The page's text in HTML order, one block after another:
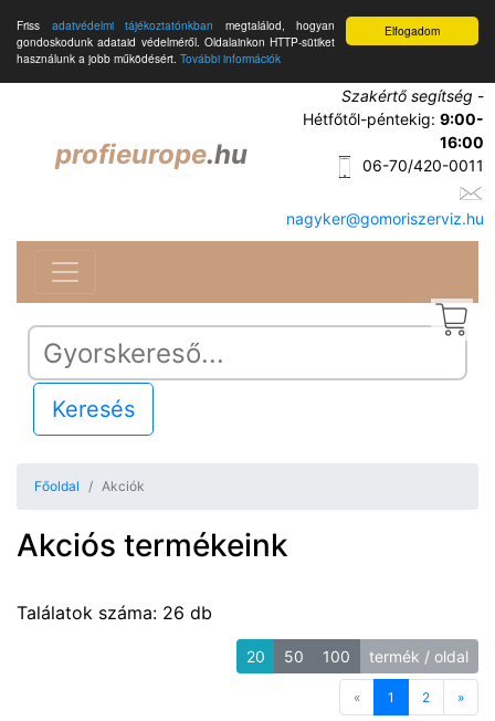
Elfogadom
Friss adatvédelmi tájékoztatónkban megtalálod, hogyan
gondoskodunk adataid védelméről. Oldalainkon HTTP-sütiket
használunk a jobb működésért. További információk
profieurope.hu
Szakértő segítség -
Hétfőtől-péntekig: 9:00-
16:00
06-70/420-0011
nagyker@gomoriszerviz.hu
Keresés
Főoldal Akciók
Akciós termékeink
Találatok száma: 26 db
20 50 100 termék / oldal
« Previous
1 2 »